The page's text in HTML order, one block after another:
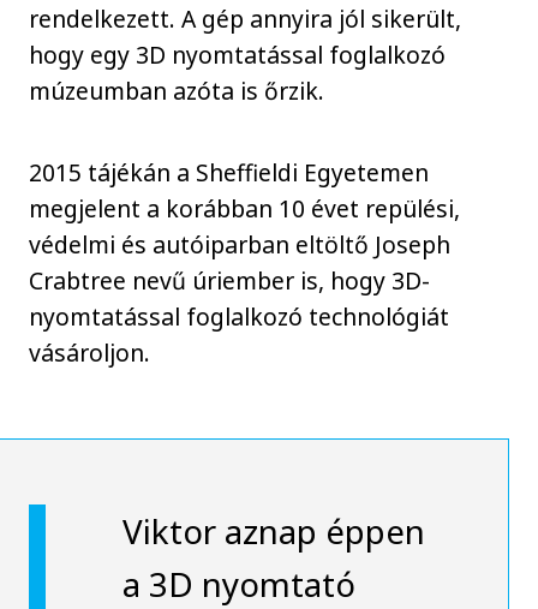
rendelkezett. A gép annyira jól sikerült,
hogy egy 3D nyomtatással foglalkozó
múzeumban azóta is őrzik.
2015 tájékán a Sheffieldi Egyetemen
megjelent a korábban 10 évet repülési,
védelmi és autóiparban eltöltő Joseph
Crabtree nevű úriember is, hogy 3D-
nyomtatással foglalkozó technológiát
vásároljon.
Viktor aznap éppen
a 3D nyomtató